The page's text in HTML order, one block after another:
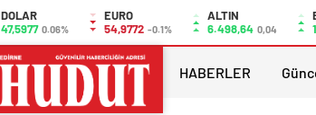
DOLAR
47,5977 0.06%
EURO
54,9772 -0.1%
ALTIN
6.498,64 0,04
HABERLER